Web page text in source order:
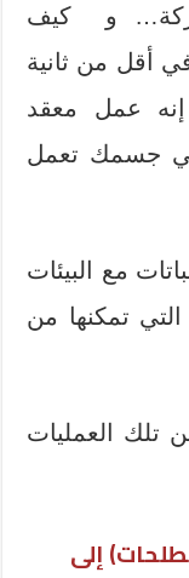
و كيف
أقل من ثانية
عمل معقد
في جسمك تعمل
مع البيئات
التي تمكنها من
تلك العمليات
إلى